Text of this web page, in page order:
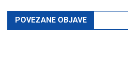
POVEZANE OBJAVE